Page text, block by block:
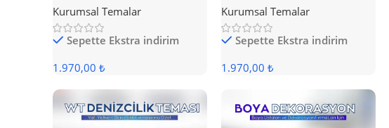
Kurumsal Temalar
Sepette Ekstra indirim
1.970,00 ₺
Kurumsal Temalar
Sepette Ekstra indirim
1.970,00 ₺